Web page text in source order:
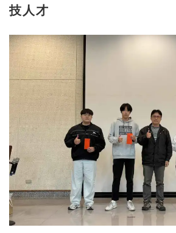
技人才